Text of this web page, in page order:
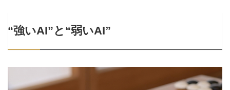
“強いAI”と“弱いAI”